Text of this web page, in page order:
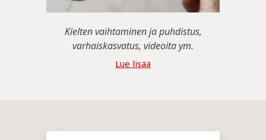
Kielten vaihtaminen ja puhdistus,
varhaiskasvatus, videoita ym.
Lue lisää